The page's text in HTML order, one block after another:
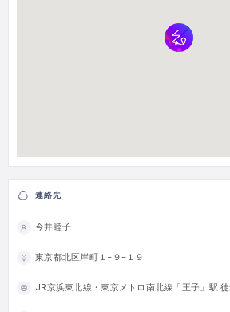
連絡先
今井睦子
東京都北区岸町１−９−１９
JR京浜東北線・東京メトロ南北線「王子」駅